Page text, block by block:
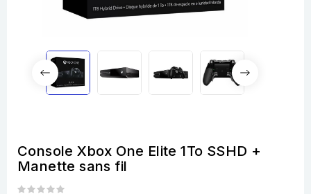
Console Xbox One Elite 1To SSHD +
Manette sans fil